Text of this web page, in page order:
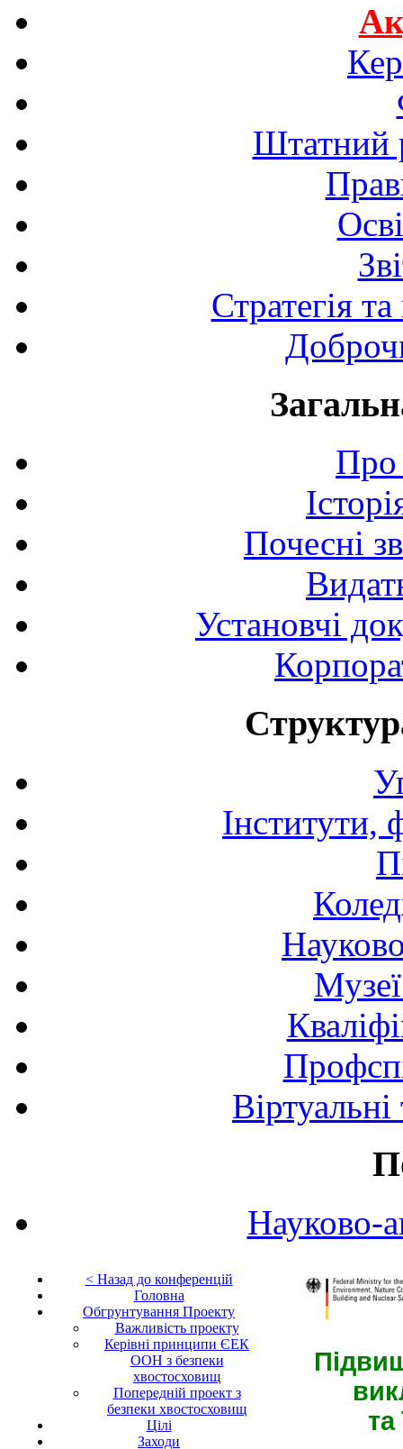
Штатний
Стратегія
Про
Почесні
Установчі
Інститути,
Науково-
< Назад до конференцій
Головна
Обгрунтування Проекту
Важливість проекту
Керівні принципи ЄЕК
ООН з безпеки
хвостосховищ
Попередній проект з
безпеки хвостосховищ
Цілі
Заходи
та